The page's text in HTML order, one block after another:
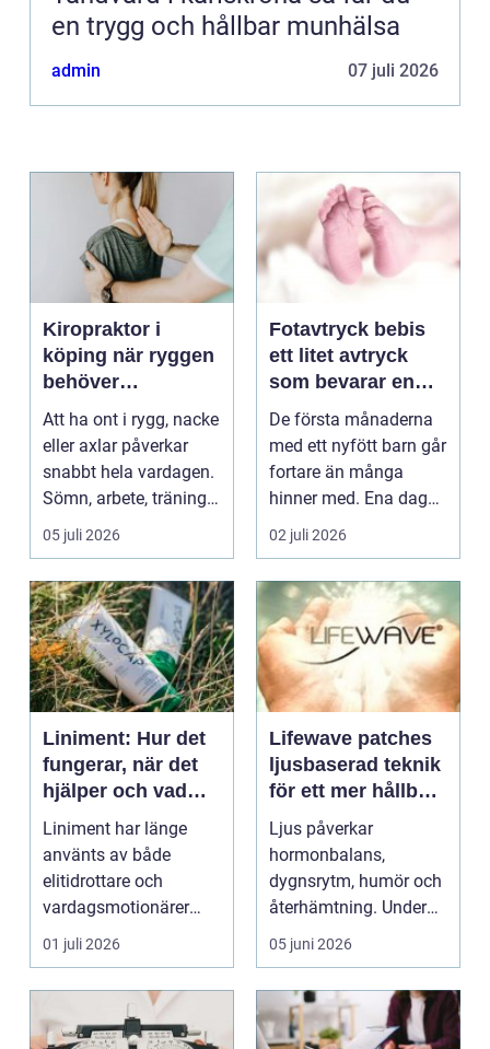
en trygg och hållbar munhälsa
admin 07 juli 2026
Kiropraktor i
köping när ryggen
behöver
professionell hjälp
Att ha ont i rygg, nacke
eller axlar påverkar
snabbt hela vardagen.
Sömn, arbete, träning
och humör ...
05 juli 2026
Fotavtryck bebis
ett litet avtryck
som bevarar en
stor stund
De första månaderna
med ett nyfött barn går
fortare än många
hinner med. Ena dagen
ryms hela foten i...
02 juli 2026
Liniment: Hur det
fungerar, när det
hjälper och vad
man bör tänka på
Liniment har länge
använts av både
elitidrottare och
vardagsmotionärer
för...
01 juli 2026
Lifewave patches
ljusbaserad teknik
för ett mer hållbart
välbefinnande
Ljus påverkar
hormonbalans,
dygnsrytm, humör och
återhämtning. Under
senare år har en ny typ
av prod...
05 juni 2026